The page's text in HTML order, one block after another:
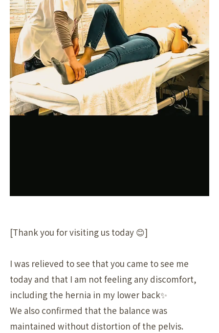
[Thank you for visiting us today 😊]
I was relieved to see that you came to see me
today and that I am not feeling any discomfort,
including the hernia in my lower back✨
We also confirmed that the balance was
maintained without distortion of the pelvis.